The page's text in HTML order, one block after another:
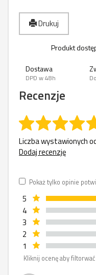
Drukuj
Produkt
Dostawa
DPD w 48h
Recenzje
Liczba wystawionych
Dodaj recenzję
Pokaż tylko opinie
5
4
3
2
1
Kliknij ocenę aby